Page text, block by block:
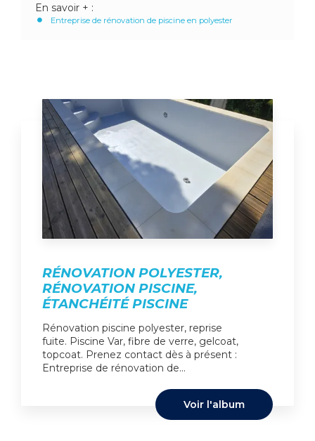
En savoir + :
Entreprise de rénovation de piscine en polyester
RÉNOVATION POLYESTER,
RÉNOVATION PISCINE,
ÉTANCHÉITÉ PISCINE
Rénovation piscine polyester, reprise
fuite. Piscine Var, fibre de verre, gelcoat,
topcoat. Prenez contact dès à présent :
Entreprise de rénovation de...
Voir l'album